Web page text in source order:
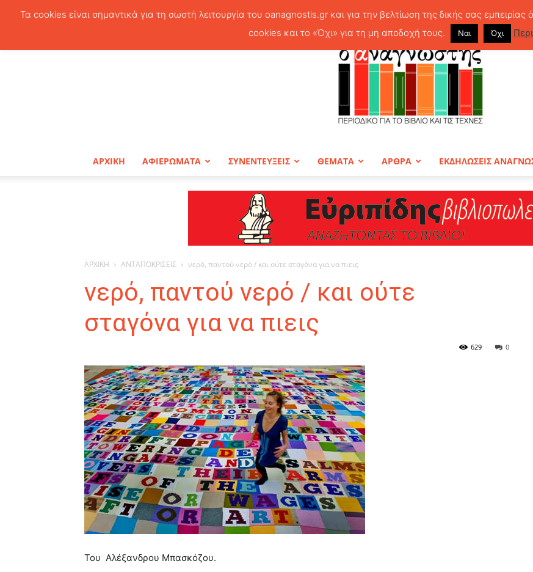
ΑΝΑΓΝΩΣΤΗΣ
ΑΡΧΙΚΗ ΑΦΙΕΡΩΜΑΤΑ ΣΥΝΕΝΤΕΥΞΕΙΣ ΘΕΜΑΤΑ ΑΡΘΡΑ ΕΚΔΗΛΩΣΕΙΣ
ΑΡΧΙΚΗ ΑΝΤΑΠΟΚΡΙΣΕΙΣ νερό, παντού νερό / και ούτε σταγόνα για να πιεις
νερό, παντού νερό / και ούτε
σταγόνα για να πιεις
0
629
Του Αλέξανδρου Μπασκόζου.
Τα cookies είναι σημαντικά για τη σωστή λειτουργία του oanagnostis.gr και για την βελτίωση της δικής σας
cookies και το «Όχι» για τη μη αποδοχή τους.
Ναι Όχι